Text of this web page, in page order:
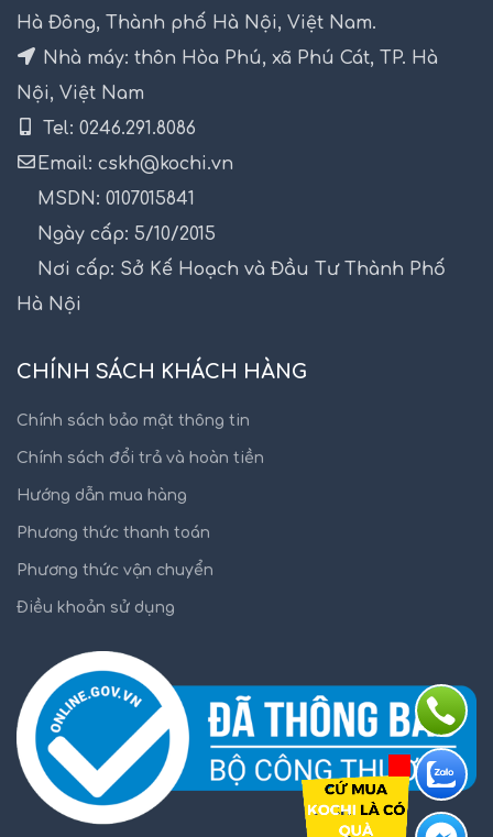
Hà Đông, Thành phố Hà Nội, Việt Nam.
Nhà máy: thôn Hòa Phú, xã Phú Cát, TP. Hà
Nội, Việt Nam
Tel: 0246.291.8086
Email: cskh@kochi.vn
MSDN: 0107015841
Ngày cấp: 5/10/2015
Nơi cấp: Sở Kế Hoạch và Đầu Tư Thành Phố
Hà Nội
CHÍNH SÁCH KHÁCH HÀNG
Chính sách bảo mật thông tin
Chính sách đổi trả và hoàn tiền
Hướng dẫn mua hàng
Phương thức thanh toán
Phương thức vận chuyển
Điều khoản sử dụng